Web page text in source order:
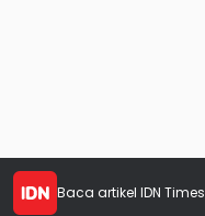
Baca artikel IDN Times